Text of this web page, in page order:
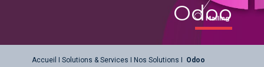
Odoo
Accueil I Solutions & Services I Nos Solutions I Odoo